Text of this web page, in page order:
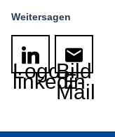
Weitersagen
Logo
linkedin
Bild
E-
Mail